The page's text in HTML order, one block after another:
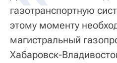
газотранспортную
этому моменту
магистральный
Хабаровск-